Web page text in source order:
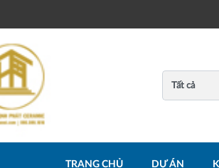
TRANG CHỦ DỰ ÁN